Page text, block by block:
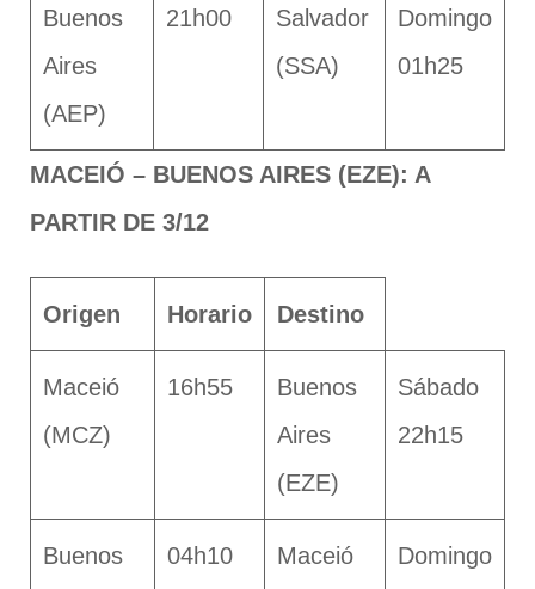
Buenos
Aires
(AEP)
21h00
Salvador
(SSA)
Domingo
01h25
MACEIÓ – BUENOS AIRES (EZE): A
PARTIR DE 3/12
Origen Horario Destino
Maceió
(MCZ)
16h55
Buenos
Aires
(EZE)
Sábado
22h15
Buenos
04h10
Maceió
Domingo